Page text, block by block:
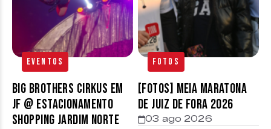
Eventos
Big Brothers Cirkus em
JF @ estacionamento
Shopping Jardim Norte
Fotos
[FOTOS] Meia Maratona
de Juiz de Fora 2026
03 ago 2026